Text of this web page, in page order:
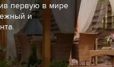
первую в мире
и